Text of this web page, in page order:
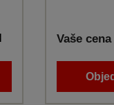
Vaše cena